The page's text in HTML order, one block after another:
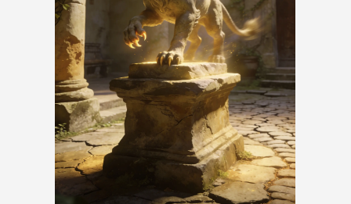
Video hình đại diện
AI Video
Hình ảnh AI
Các công cụ khác
Xem tất cả mẫu